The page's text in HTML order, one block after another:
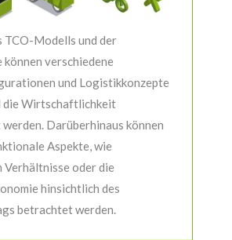
TCO-Modells und der
verschiedene
und Logistikkonzepte
die Wirtschaftlichkeit
Darüberhinaus können
Aspekte, wie
Verhältnisse oder die
hinsichtlich des
betrachtet werden.